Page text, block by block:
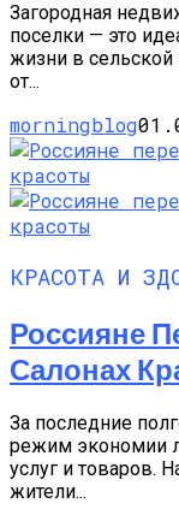
Загородная
поселки — это
жизни в сельской
от...
morningblog
КРАСОТА И
Россияне
Салонах
За последние
режим экономии
услуг и товаров.
жители...